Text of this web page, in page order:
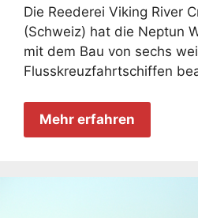
Die Reederei Viking River
(Schweiz) hat die Neptun
mit dem Bau von sechs
Flusskreuzfahrtschiffen
Mehr erfahren